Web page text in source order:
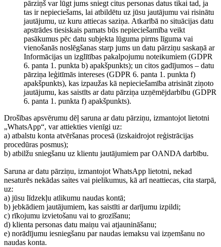
pārziņš var lūgt jums sniegt citus personas datus tikai tad, ja
tas ir nepieciešams, lai atbildētu uz jūsu jautājumu vai risinātu
jautājumu, uz kuru attiecas saziņa. Atkarībā no situācijas datu
apstrādes tiesiskais pamats būs nepieciešamība veikt
pasākumus pēc datu subjekta lūguma pirms līguma vai
vienošanās noslēgšanas starp jums un datu pārziņu saskaņā ar
Informācijas un izglītības pakalpojumu noteikumiem (GDPR
6. panta 1. punkta b) apakšpunkts); un citos gadījumos – datu
pārziņa leģitīmās intereses (GDPR 6. panta 1. punkta f)
apakšpunkts), kas izpaužas kā nepieciešamība atrisināt ziņoto
jautājumu, kas saistīts ar datu pārziņa uzņēmējdarbību (GDPR
6. panta 1. punkta f) apakšpunkts).
Drošības apsvērumu dēļ saruna ar datu pārziņu, izmantojot lietotni
„WhatsApp“, var attiekties vienīgi uz:
a) atbalstu konta atvēršanas procesā (izskaidrojot reģistrācijas
procedūras posmus);
b) atbilžu sniegšanu uz klientu jautājumiem par OANDA darbību.
Saruna ar datu pārziņu, izmantojot WhatsApp lietotni, nekad
nesaturēs nekādas saites vai pielikumus, kā arī neattiecas, cita starpā,
uz:
a) jūsu līdzekļu atlikumu naudas kontā;
b) jebkādiem jautājumiem, kas saistīti ar darījumu izpildi;
c) rīkojumu izvietošanu vai to grozīšanu;
d) klienta personas datu maiņu vai atjaunināšanu;
e) norādījumu iesniegšanu par naudas iemaksu vai izņemšanu no
naudas konta.